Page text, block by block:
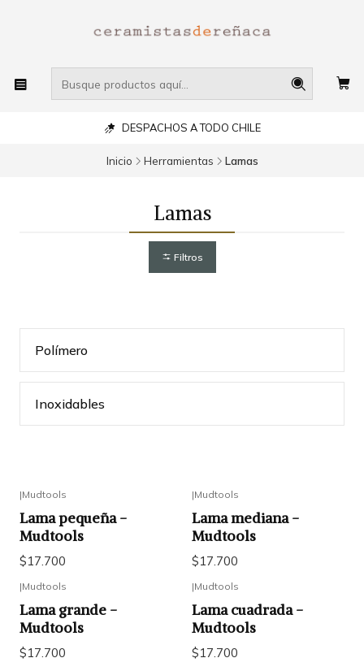
DESPACHOS A TODO CHILE
Inicio Herramientas Lamas
Lamas
Filtros
Polímero
Inoxidables
|Mudtools
Lama pequeña -
Mudtools
$17.700
|Mudtools
Lama mediana -
Mudtools
$17.700
|Mudtools
Lama grande -
Mudtools
$17.700
|Mudtools
Lama cuadrada -
Mudtools
$17.700